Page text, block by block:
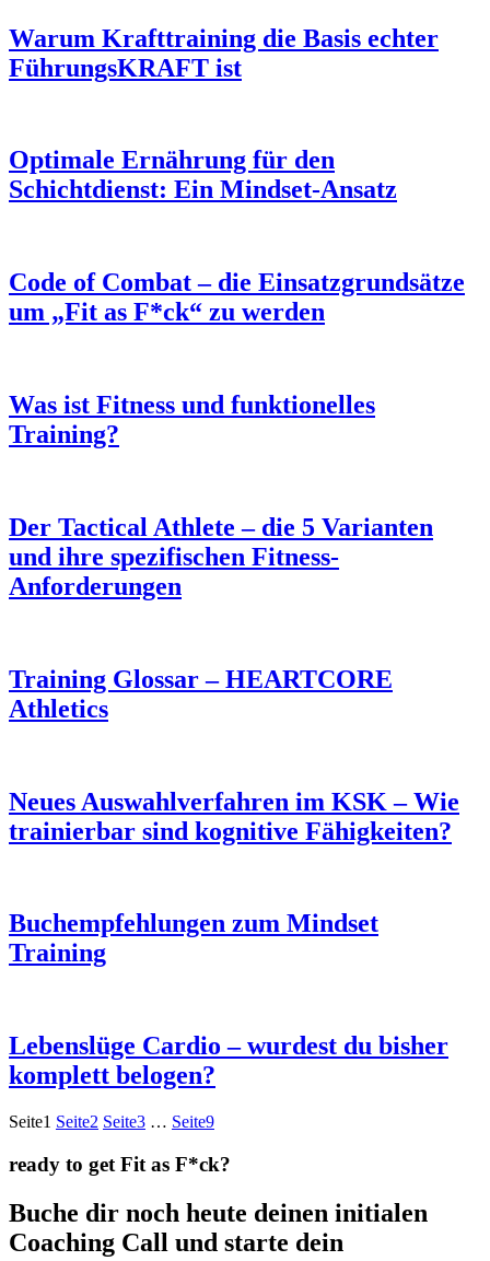
Warum Krafttraining die Basis echter
FührungsKRAFT ist
Optimale Ernährung für den
Schichtdienst: Ein Mindset-Ansatz
Code of Combat – die Einsatzgrundsätze
um „Fit as F*ck“ zu werden
Was ist Fitness und funktionelles
Training?
Der Tactical Athlete – die 5 Varianten
und ihre spezifischen Fitness-
Anforderungen
Training Glossar – HEARTCORE
Athletics
Neues Auswahlverfahren im KSK – Wie
trainierbar sind kognitive Fähigkeiten?
Buchempfehlungen zum Mindset
Training
Lebenslüge Cardio – wurdest du bisher
komplett belogen?
Seite1 Seite2 Seite3 … Seite9
ready to get Fit as F*ck?
Buche dir noch heute deinen initialen
Coaching Call und starte dein